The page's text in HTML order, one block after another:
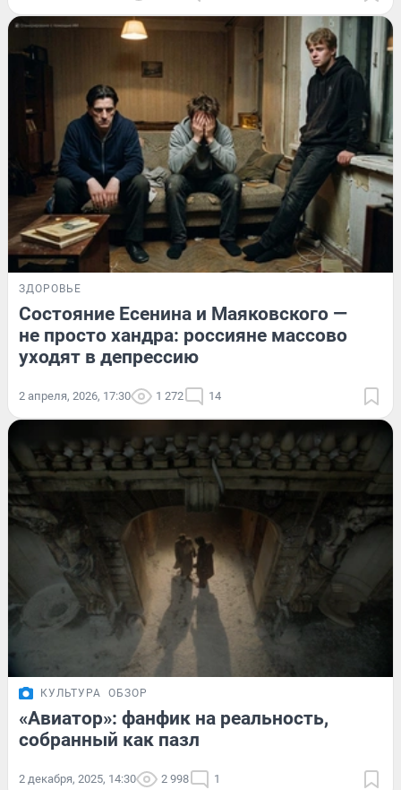
ЗДОРОВЬЕ
Состояние Есенина и Маяковского —
не просто хандра: россияне массово
уходят в депрессию
2 апреля, 2026, 17:30 1 272 14
КУЛЬТУРА ОБЗОР
«Авиатор»: фанфик на реальность,
собранный как пазл
2 декабря, 2025, 14:30 2 998 1